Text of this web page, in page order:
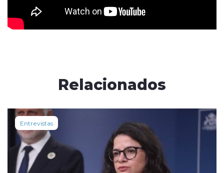
Relacionados
Entrevistas